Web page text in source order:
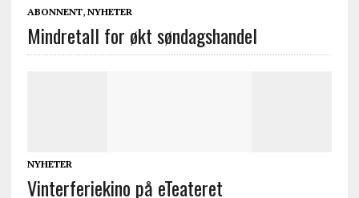
ABONNENT, NYHETER
Mindretall for økt søndagshandel
NYHETER
Vinterferiekino på eTeateret